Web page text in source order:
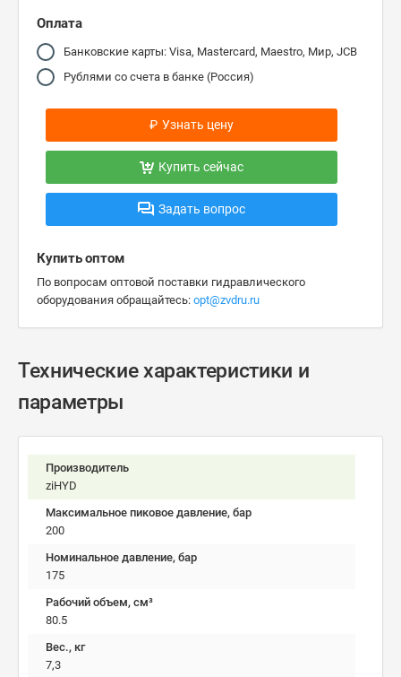
Оплата
Банковские карты: Visa, Mastercard, Maestro, Мир, JCB
Рублями со счета в банке (Россия)
₽ Узнать цену
Купить сейчас
Задать вопрос
Купить оптом
По вопросам оптовой поставки гидравлического
оборудования обращайтесь: opt@zvdru.ru
Технические характеристики и
параметры
Производитель
ziHYD
Максимальное пиковое давление, бар
200
Номинальное давление, бар
175
Рабочий объем, см³
80.5
Вес., кг
7,3